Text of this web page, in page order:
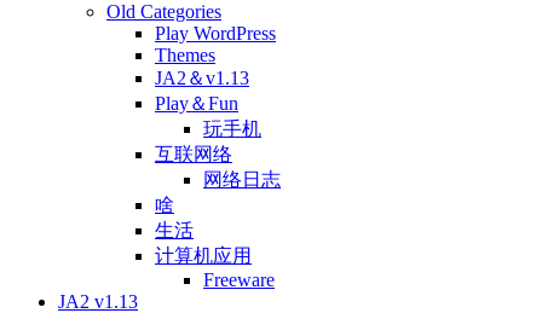
Old Categories
Play WordPress
Themes
JA2＆v1.13
Play＆Fun
玩手机
互联网络
网络日志
啥
生活
计算机应用
Freeware
JA2 v1.13